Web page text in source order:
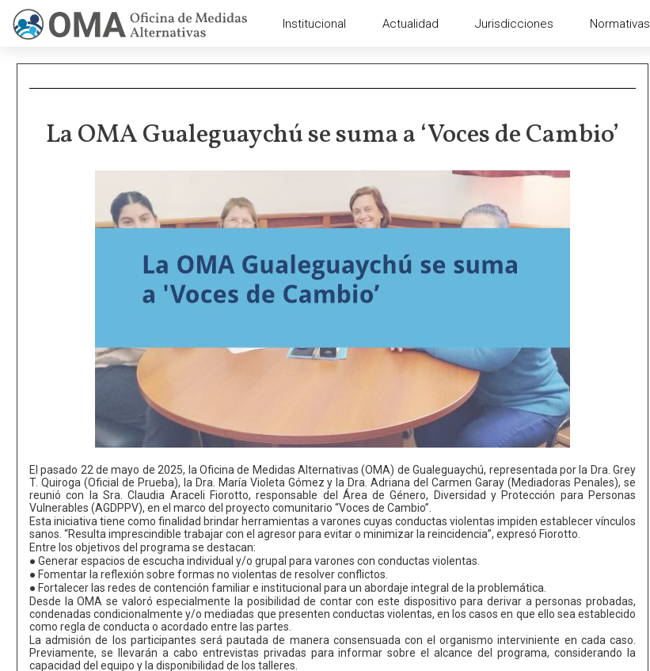
Institucional Actualidad Jurisdicciones Normativas
La OMA Gualeguaychú se suma a ‘Voces de Cambio’
El pasado 22 de mayo de 2025, la Oficina de Medidas Alternativas (OMA) de Gualeguaychú, representada por la Dra. Grey
T. Quiroga (Oficial de Prueba), la Dra. María Violeta Gómez y la Dra. Adriana del Carmen Garay (Mediadoras Penales), se
reunió con la Sra. Claudia Araceli Fiorotto, responsable del Área de Género, Diversidad y Protección para Personas
Vulnerables (AGDPPV), en el marco del proyecto comunitario “Voces de Cambio”.
Esta iniciativa tiene como finalidad brindar herramientas a varones cuyas conductas violentas impiden establecer vínculos
sanos. “Resulta imprescindible trabajar con el agresor para evitar o minimizar la reincidencia”, expresó Fiorotto.
Entre los objetivos del programa se destacan:
● Generar espacios de escucha individual y/o grupal para varones con conductas violentas.
● Fomentar la reflexión sobre formas no violentas de resolver conflictos.
● Fortalecer las redes de contención familiar e institucional para un abordaje integral de la problemática.
Desde la OMA se valoró especialmente la posibilidad de contar con este dispositivo para derivar a personas probadas,
condenadas condicionalmente y/o mediadas que presenten conductas violentas, en los casos en que ello sea establecido
como regla de conducta o acordado entre las partes.
La admisión de los participantes será pautada de manera consensuada con el organismo interviniente en cada caso.
Previamente, se llevarán a cabo entrevistas privadas para informar sobre el alcance del programa, considerando la
capacidad del equipo y la disponibilidad de los talleres.